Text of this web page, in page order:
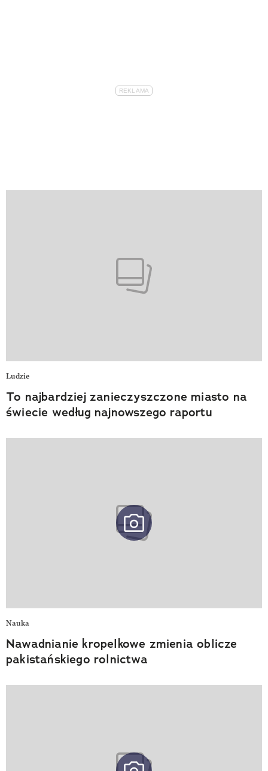
Ludzie
To najbardziej zanieczyszczone miasto na
świecie według najnowszego raportu
Nauka
Nawadnianie kropelkowe zmienia oblicze
pakistańskiego rolnictwa